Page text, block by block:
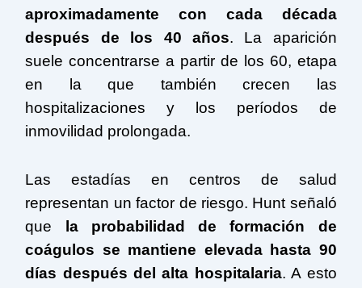
aproximadamente con cada década
después de los 40 años. La aparición
suele concentrarse a partir de los 60, etapa
en la que también crecen las
hospitalizaciones y los períodos de
inmovilidad prolongada.
Las estadías en centros de salud
representan un factor de riesgo. Hunt señaló
que
la probabilidad de formación de
coágulos se mantiene elevada hasta 90
días después del alta hospitalaria. A esto